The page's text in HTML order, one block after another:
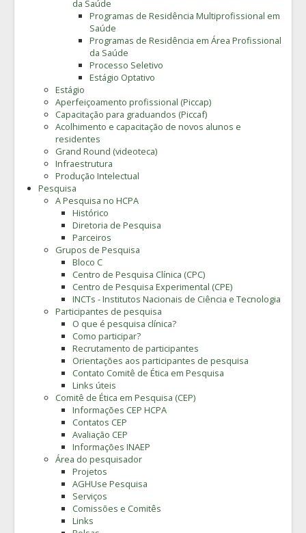
da Saúde
Programas de Residência Multiprofissional em
Saúde
Programas de Residência em Área Profissional
da Saúde
Processo Seletivo
Estágio Optativo
Estágio
Aperfeiçoamento profissional (Piccap)
Capacitação para graduandos (Piccaf)
Acolhimento e capacitação de novos alunos e
residentes
Grand Round (videoteca)
Infraestrutura
Produção Intelectual
Pesquisa
A Pesquisa no HCPA
Histórico
Diretoria de Pesquisa
Parceiros
Grupos de Pesquisa
Bloco C
Centro de Pesquisa Clínica (CPC)
Centro de Pesquisa Experimental (CPE)
INCTs - Institutos Nacionais de Ciência e Tecnologia
Participantes de pesquisa
O que é pesquisa clínica?
Como participar?
Recrutamento de participantes
Orientações aos participantes de pesquisa
Contato Comitê de Ética em Pesquisa
Links úteis
Comitê de Ética em Pesquisa (CEP)
Informações CEP HCPA
Contatos CEP
Avaliação CEP
Informações INAEP
Área do pesquisador
Projetos
AGHUse Pesquisa
Serviços
Comissões e Comitês
Links